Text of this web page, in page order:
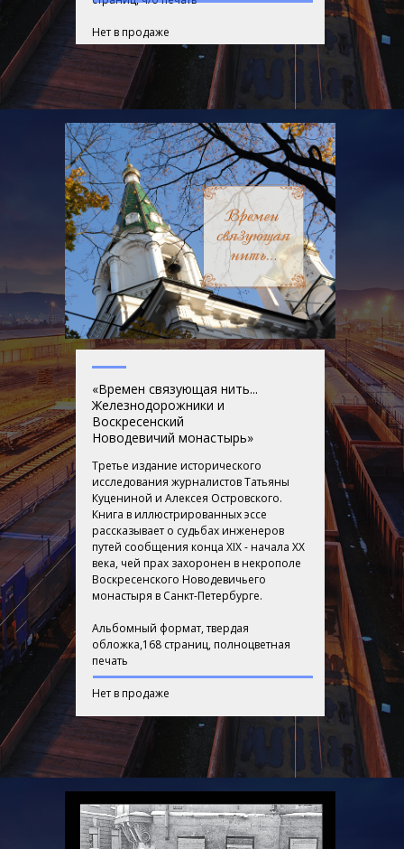
Нет в продаже
«Времен связующая нить...
Железнодорожники и
Воскресенский
Новодевичий монастырь»
Третье издание исторического
исследования журналистов Татьяны
Куцениной и Алексея Островского.
Книга в иллюстрированных эссе
рассказывает о судьбах инженеров
путей сообщения конца XIX - начала ХХ
века, чей прах захоронен в некрополе
Воскресенского Новодевичьего
монастыря в Санкт-Петербурге.
Альбомный формат, твердая
обложка,168 страниц, полноцветная
печать
Нет в продаже